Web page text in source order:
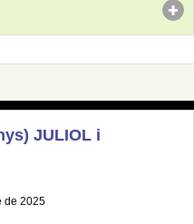
JULIOL i
de 2025